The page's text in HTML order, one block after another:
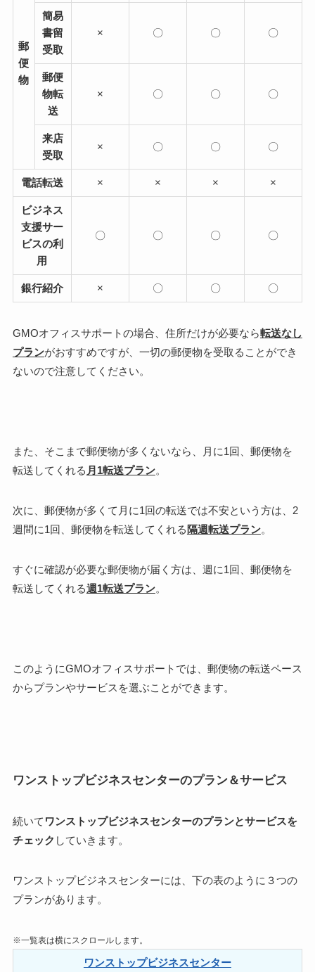
郵
便
物
簡易
書留
受取
× 〇 〇 〇
郵便
物転
送
× 〇 〇 〇
来店
受取
× 〇 〇 〇
電話転送 × × × ×
ビジネス
支援サー
ビスの利
用
〇 〇 〇 〇
銀行紹介 × 〇 〇 〇
GMOオフィスサポートの場合、 住所だけが必要なら転送なし
プランがおすすめですが、 一切の郵便物を受取ることができ
ないので注意してください。
また、 そこまで郵便物が多くないなら、月に1回、郵便物を
転送してくれる 月1転送プラン。
次に、 郵便物が多くて月に1回の転送では不安という方は、2
週間に1回、郵便物を転送してくれる 隔週転送プラン。
すぐに確認が必要な郵便物が届く 方は、週に1回、郵便物を
転送してくれる週1転送プラン。
このようにGMOオフィスサポートでは、郵便物の転送ペース
からプランやサービスを選ぶことができます。
ワンストップビジネスセンターのプラン＆サービス
続いて ワンストップビジネスセンターのプランとサービスを
チェック していきます。
ワンストップビジネスセンターには、下の表のように ３つの
プランがあります。
※一覧表は横にスクロールします。
ワンストップビジネスセンター